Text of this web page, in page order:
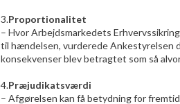
3.​Proportionalitet
– Hvor Arbejdsmarkedets
til hændelsen, vurderede Ankestyrelsen
konsekvenser blev betragtet som så
4.​Præjudikatsværdi
– Afgørelsen kan få betydning for